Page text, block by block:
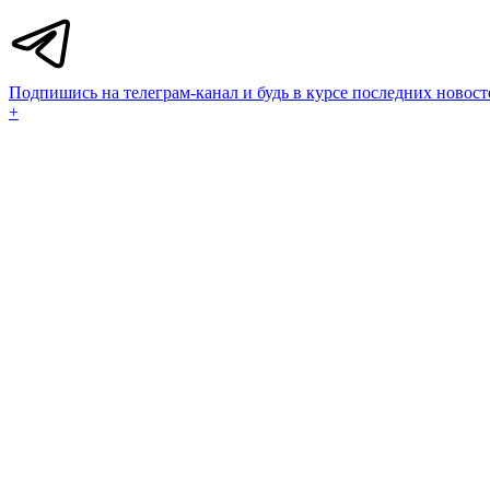
Подпишись на телеграм-канал и будь в курсе последних
+